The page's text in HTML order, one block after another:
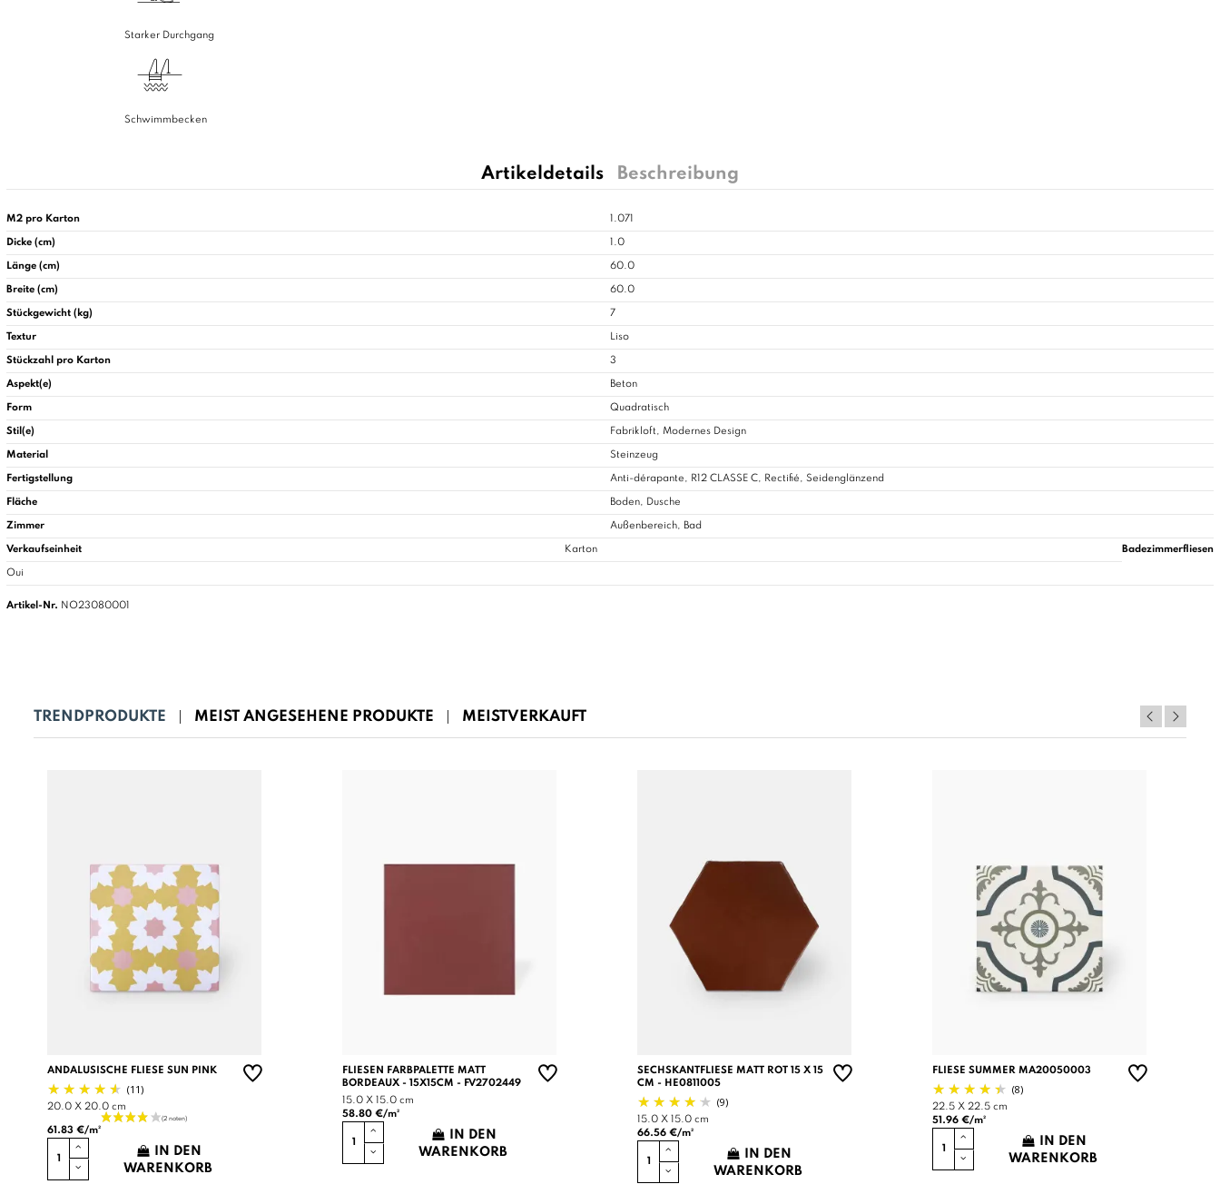
Starker Durchgang
Schwimmbecken
Artikeldetails Beschreibung
M2 pro Karton 1.071
Dicke (cm) 1.0
Länge (cm) 60.0
Breite (cm) 60.0
Stückgewicht (kg) 7
Textur Liso
Stückzahl pro Karton 3
Aspekt(e) Beton
Form Quadratisch
Stil(e) Fabrikloft, Modernes Design
Material Steinzeug
Fertigstellung Anti-dérapante, R12 CLASSE C, Rectifié, Seidenglänzend
Fläche Boden, Dusche
Zimmer Außenbereich, Bad
Verkaufseinheit Karton Badezimmerfliesen
Oui
Artikel-Nr. NO23080001
TRENDPRODUKTE MEIST ANGESEHENE PRODUKTE MEISTVERKAUFT
ANDALUSISCHE FLIESE SUN PINK
(11)
20.0 X 20.0 cm
61.83 €/m²
IN DEN
WARENKORB
FLIESEN FARBPALETTE MATT
BORDEAUX - 15X15CM - FV2702449
15.0 X 15.0 cm
58.80 €/m²
IN DEN
WARENKORB
SECHSKANTFLIESE MATT ROT 15 X 15
CM - HE0811005
(9)
15.0 X 15.0 cm
66.56 €/m²
IN DEN
WARENKORB
FLIESE SUMMER MA20050003
(8)
22.5 X 22.5 cm
51.96 €/m²
IN DEN
WARENKORB